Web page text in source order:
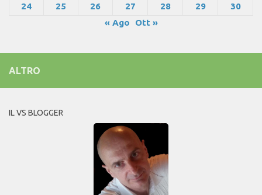
24
25 26 27 28 29
30
« Ago
Ott »
ALTRO
IL VS BLOGGER